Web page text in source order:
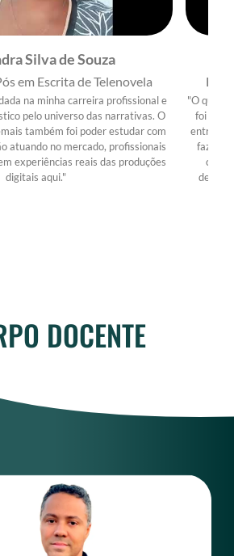
Silva de Souza
em Escrita de Telenovela
na minha carreira profissional e
pelo universo das narrativas. O
também foi poder estudar com
atuando no mercado, profissionais
experiências reais das produções
digitais aqui."
"O que
foi a
entre o
fazer
DOCENTE